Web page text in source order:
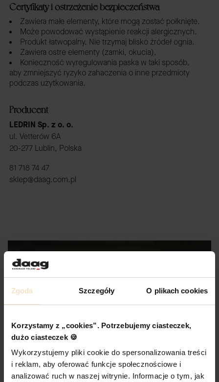
Zgoda Szczegóły O plikach cookies
Korzystamy z „cookies”. Potrzebujemy ciasteczek,
dużo ciasteczek 🍪
Wykorzystujemy pliki cookie do spersonalizowania treści
i reklam, aby oferować funkcje społecznościowe i
analizować ruch w naszej witrynie. Informacje o tym, jak
Certyfikaty i ostrzeżenie bezpieczeństwa
Zawiera małe elementy, które mogą zostać połknięte.
Może powodować wystąpienie reakcji alergicznych.
Produkt łatwopalny. Nie trzymaj blisko źródeł ognia.
Zawiera ostre elementy (zamki, okucia).
Konieczność wyregulowania paska w taki sposób,
aby zmniejszyć ryzyko zahaczenia o inne przedmioty
podczas użytkowania.
Producent
LEDRIN Sp. z o. o.
ul. Vetterów 6A
20-277 Lublin, Polska
81 718 74 47
sklep@daag.com.pl